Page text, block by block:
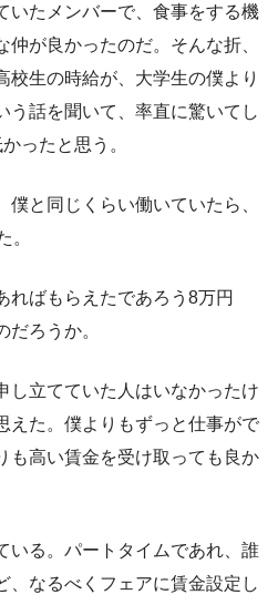
いたメンバーで、食事をする機
が良かったのだ。そんな折、
校生の時給が、大学生の僕より
う話を聞いて、率直に驚いてし
ったと思う。
僕と同じくらい働いていたら、
。
ればもらえたであろう8万円
ろうか。
し立てていた人はいなかったけ
えた。僕よりもずっと仕事がで
も高い賃金を受け取っても良か
いる。パートタイムであれ、誰
、なるべくフェアに賃金設定し